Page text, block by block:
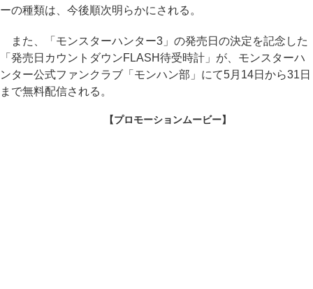
ーの種類は、今後順次明らかにされる。
また、「モンスターハンター3」の発売日の決定を記念した
「発売日カウントダウンFLASH待受時計」が、モンスターハ
ンター公式ファンクラブ「モンハン部」にて5月14日から31日
まで無料配信される。
【プロモーションムービー】